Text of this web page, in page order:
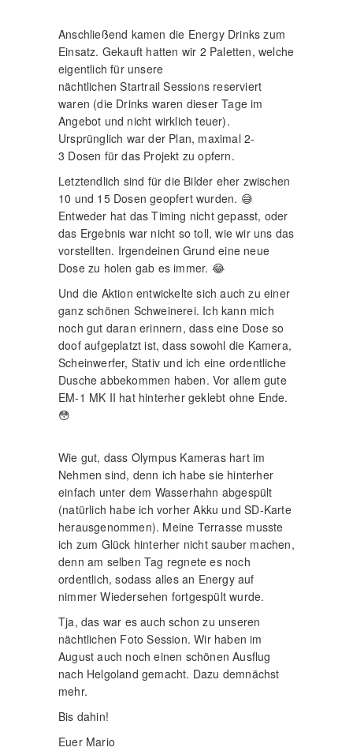
Anschließend kamen die Energy Drinks zum
Einsatz. Gekauft hatten wir 2 Paletten, welche
eigentlich für unsere
nächtlichen Startrail Sessions reserviert
waren (die Drinks waren dieser Tage im
Angebot und nicht wirklich teuer).
Ursprünglich war der Plan, maximal 2-
3 Dosen für das Projekt zu opfern.
Letztendlich sind für die Bilder eher zwischen
10 und 15 Dosen geopfert wurden. 😅
Entweder hat das Timing nicht gepasst, oder
das Ergebnis war nicht so toll, wie wir uns das
vorstellten. Irgendeinen Grund eine neue
Dose zu holen gab es immer. 😂
Und die Aktion entwickelte sich auch zu einer
ganz schönen Schweinerei. Ich kann mich
noch gut daran erinnern, dass eine Dose so
doof aufgeplatzt ist, dass sowohl die Kamera,
Scheinwerfer, Stativ und ich eine ordentliche
Dusche abbekommen haben. Vor allem gute
EM-1 MK II hat hinterher geklebt ohne Ende.
😳
Wie gut, dass Olympus Kameras hart im
Nehmen sind, denn ich habe sie hinterher
einfach unter dem Wasserhahn abgespült
(natürlich habe ich vorher Akku und SD-Karte
herausgenommen). Meine Terrasse musste
ich zum Glück hinterher nicht sauber machen,
denn am selben Tag regnete es noch
ordentlich, sodass alles an Energy auf
nimmer Wiedersehen fortgespült wurde.
Tja, das war es auch schon zu unseren
nächtlichen Foto Session. Wir haben im
August auch noch einen schönen Ausflug
nach Helgoland gemacht. Dazu demnächst
mehr.
Bis dahin!
Euer Mario